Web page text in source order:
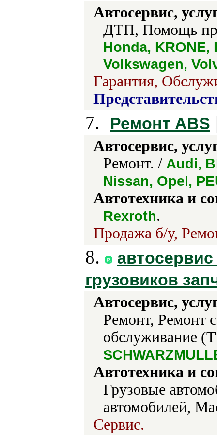
Автосервис,
ДТП, Помощь
Honda,
Volkswagen,
Гарантия,
7. Ремонт ABS
Автосервис,
Ремонт. / Audi,
Nissan, Opel,
Автотехника и
Rexroth.
Продажа б/у,
8.
грузовиков
Автосервис,
Ремонт, Ремонт
обслуживание
Автотехника и
Грузовые
автомобилей,
Сервис.